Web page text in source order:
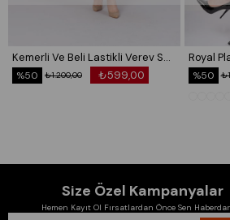
Kemerli Ve Beli Lastikli Verev Saten Etek 6791
₺599,00
₺1.200,00
%50 %50
Size Özel Kampanyalar
Hemen Kayıt Ol Fırsatlardan Önce Sen